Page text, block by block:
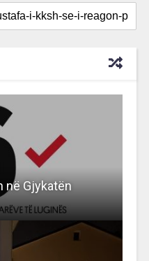
në Gjykatën